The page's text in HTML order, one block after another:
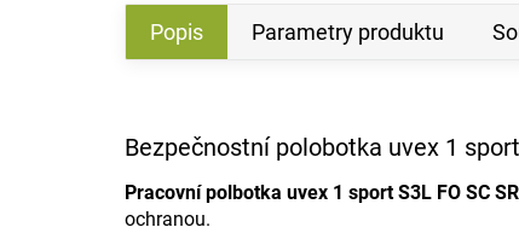
Popis Parametry produktu
Bezpečnostní polobotka uvex 1
Pracovní polbotka uvex 1 sport S3L FO SC SR
ochranou.